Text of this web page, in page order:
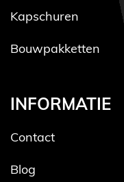
Kapschuren
Bouwpakketten
INFORMATIE
Contact
Blog